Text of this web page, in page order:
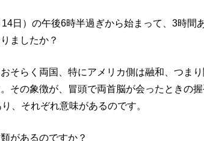
日）の午後6時半過ぎから始まって、3時間
ましたか？
そらく両国、特にアメリカ側は融和、つま
その象徴が、冒頭で両首脳が会ったときの
、それぞれ意味があるのです。
があるのですか？